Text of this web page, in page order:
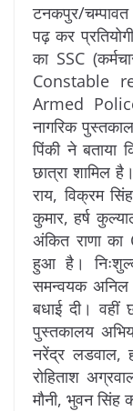
टनकपुर/
पढ़ कर
का SSC
Constable
Armed
नागरिक
पिंकी ने बताया
छात्रा शामिल
राय, विक्रम
कुमार, हर्ष
अंकित राणा
हुआ है।
समन्वयक अनिल
बधाई दी। वहीं
पुस्तकालय
नरेंद्र लडवाल,
रोहिताश
मौनी, भुवन सिंह